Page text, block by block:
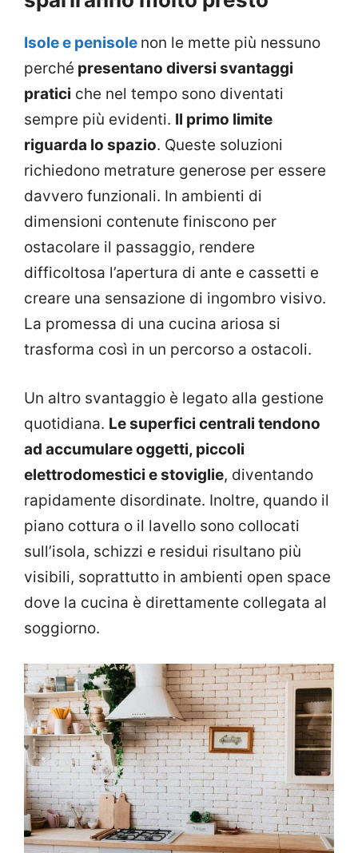
Isole e penisole non le mette più nessuno
perché presentano diversi svantaggi
pratici che nel tempo sono diventati
sempre più evidenti. Il primo limite
riguarda lo spazio. Queste soluzioni
richiedono metrature generose per essere
davvero funzionali. In ambienti di
dimensioni contenute finiscono per
ostacolare il passaggio, rendere
difficoltosa l’apertura di ante e cassetti e
creare una sensazione di ingombro visivo.
La promessa di una cucina ariosa si
trasforma così in un percorso a ostacoli.
Un altro svantaggio è legato alla gestione
quotidiana. Le superfici centrali tendono
ad accumulare oggetti, piccoli
elettrodomestici e stoviglie, diventando
rapidamente disordinate. Inoltre, quando il
piano cottura o il lavello sono collocati
sull’isola, schizzi e residui risultano più
visibili, soprattutto in ambienti open space
dove la cucina è direttamente collegata al
soggiorno.